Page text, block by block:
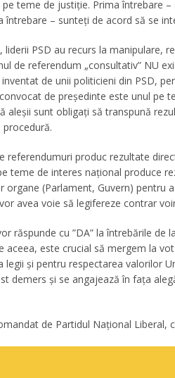
teme de justiție. Prima întrebare
întrebare – sunteți de acord să se
liderii PSD au recurs la manipulare,
de referendum „consultativ” NU
de unii politicieni din PSD,
de președinte este unul pe
aleșii sunt obligați să transpună
procedură.
referendumuri produc rezultate
teme de interes național produce
organe (Parlament, Guvern) pentru
avea voie să legifereze contrar
răspunde cu ”DA” la întrebările
aceea, este crucial să mergem la
legii și pentru respectarea valorilor
demers și se angajează în fața
de Partidul Național Liberal,